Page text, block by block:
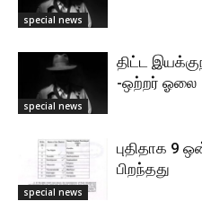
special news
special news
திட்ட
-ஒற்றர் ஓலை
special news
புதிதாக 9
பிறந்தது